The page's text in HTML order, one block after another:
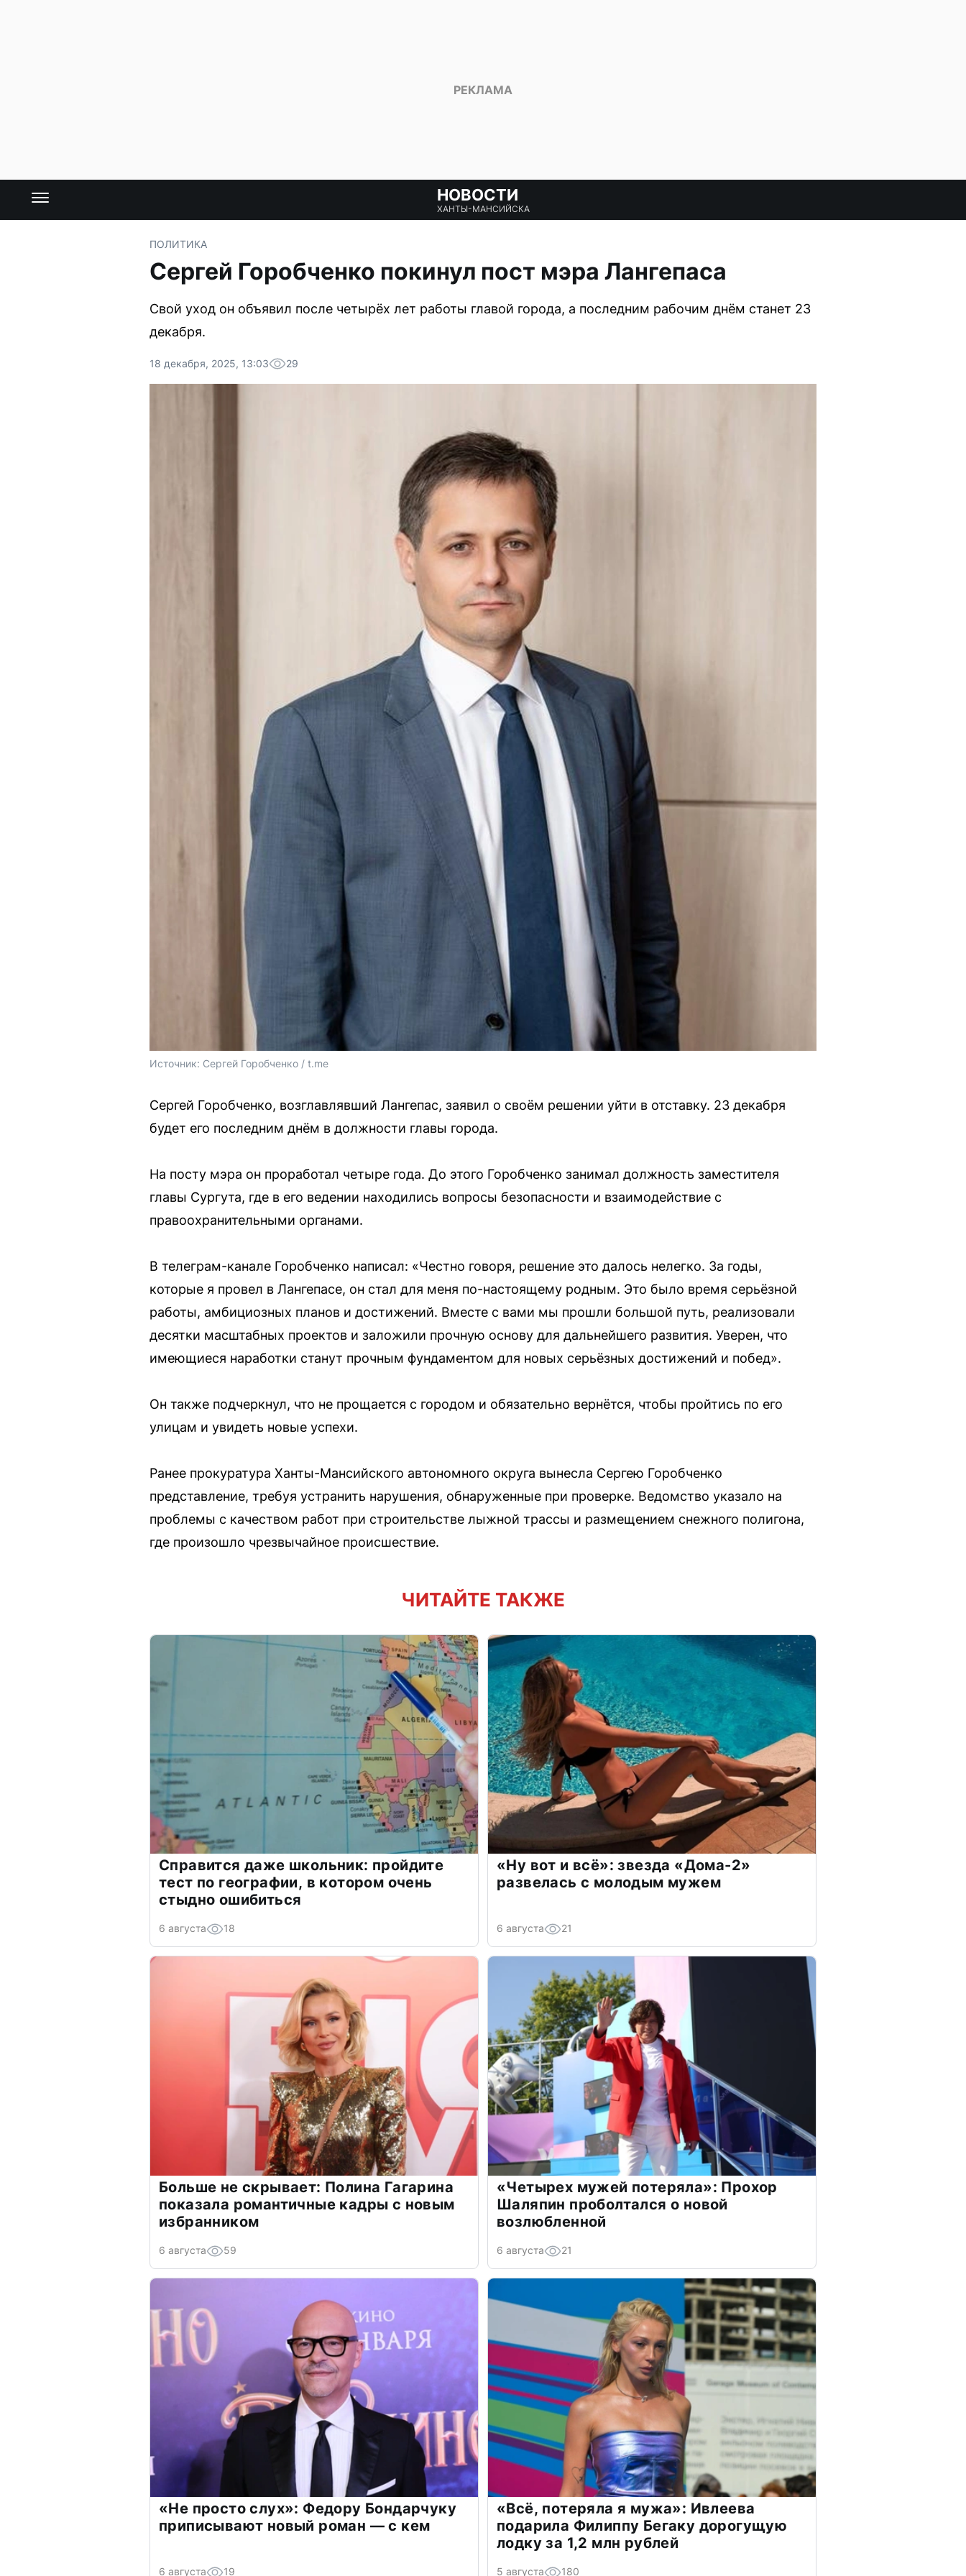
НОВОСТИ
ХАНТЫ-МАНСИЙСКА
ПОЛИТИКА
Сергей Горобченко покинул пост мэра Лангепаса
Свой уход он объявил после четырёх лет работы главой города, а последним рабочим днём станет 23
декабря.
18 декабря, 2025, 13:03 29
Источник: Сергей Горобченко / t.me
Сергей Горобченко, возглавлявший Лангепас, заявил о своём решении уйти в отставку. 23 декабря
будет его последним днём в должности главы города.
На посту мэра он проработал четыре года. До этого Горобченко занимал должность заместителя
главы Сургута, где в его ведении находились вопросы безопасности и взаимодействие с
правоохранительными органами.
В телеграм-канале Горобченко написал: «Честно говоря, решение это далось нелегко. За годы,
которые я провел в Лангепасе, он стал для меня по-настоящему родным. Это было время серьёзной
работы, амбициозных планов и достижений. Вместе с вами мы прошли большой путь, реализовали
десятки масштабных проектов и заложили прочную основу для дальнейшего развития. Уверен, что
имеющиеся наработки станут прочным фундаментом для новых серьёзных достижений и побед».
Он также подчеркнул, что не прощается с городом и обязательно вернётся, чтобы пройтись по его
улицам и увидеть новые успехи.
Ранее прокуратура Ханты-Мансийского автономного округа вынесла Сергею Горобченко
представление, требуя устранить нарушения, обнаруженные при проверке. Ведомство указало на
проблемы с качеством работ при строительстве лыжной трассы и размещением снежного полигона,
где произошло чрезвычайное происшествие.
ЧИТАЙТЕ ТАКЖЕ
Справится даже школьник: пройдите
тест по географии, в котором очень
стыдно ошибиться
6 августа 18
«Ну вот и всё»: звезда «Дома-2»
развелась с молодым мужем
6 августа 21
Больше не скрывает: Полина Гагарина
показала романтичные кадры с новым
избранником
6 августа 59
«Четырех мужей потеряла»: Прохор
Шаляпин проболтался о новой
возлюбленной
6 августа 21
«Не просто слух»: Федору Бондарчуку
приписывают новый роман — с кем
6 августа 19
«Всё, потеряла я мужа»: Ивлеева
подарила Филиппу Бегаку дорогущую
лодку за 1,2 млн рублей
5 августа 180